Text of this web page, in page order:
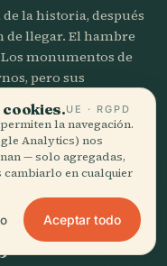
la historia, después
de llegar. El hambre
monumentos de
pero sus
de cuándo el
su parte.
por
UE · RGPD
la navegación.
Analytics) nos
— solo agregadas,
cambiarlo en cualquier
Aceptar todo